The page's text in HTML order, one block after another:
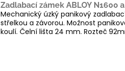
Zadlabací zámek ABLOY N1600
Mechanický úzký panikový zadlabací
střelkou a závorou. Možnost
koulí. Čelní lišta 24 mm. Rozteč